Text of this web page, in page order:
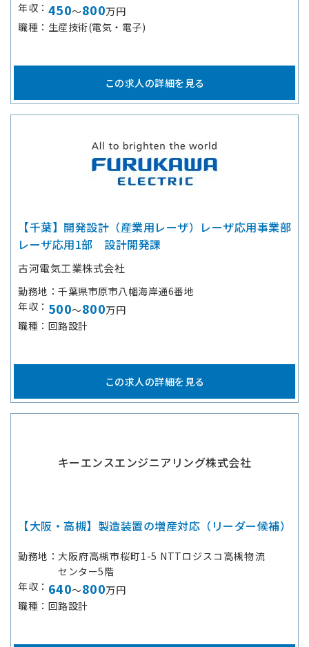
年収
450～800万円
職種
生産技術(電気・電子)
この求人の詳細を見る
【千葉】開発設計（産業用レーザ）レーザ応用事業部
レーザ応用1部 設計開発課
古河電気工業株式会社
勤務地
千葉県市原市八幡海岸通6番地
年収
500～800万円
職種
回路設計
この求人の詳細を見る
キーエンスエンジニアリング株式会社
【大阪・高槻】製造装置の増産対応（リーダー候補）
勤務地
大阪府高槻市桜町1-5 NTTロジスコ高槻物流
センター5階
年収
640～800万円
職種
回路設計